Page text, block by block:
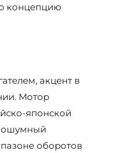
концепцию
акцент в
Мотор
японской
оборотов